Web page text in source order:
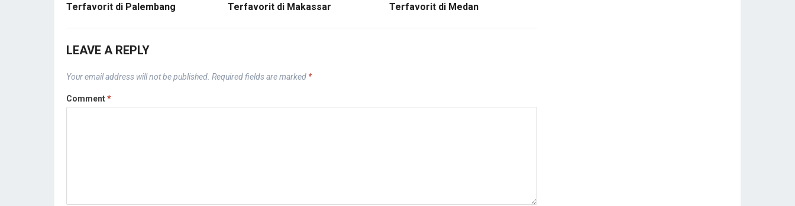
Terfavorit di Palembang
Terfavorit di Makassar
Terfavorit di Medan
LEAVE A REPLY
Your email address will not be published. Required fields are marked *
Comment*